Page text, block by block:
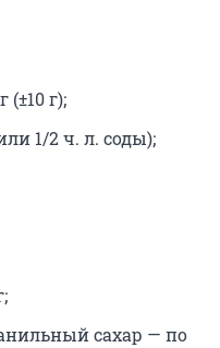
г);
1/2 ч. л. соды);
сахар — по